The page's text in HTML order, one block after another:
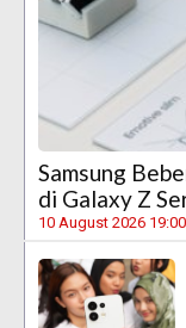
Samsung
di Galaxy Z
10 August 2026